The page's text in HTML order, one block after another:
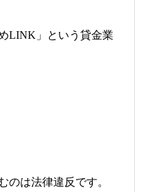
LINK」という貸金業
のは法律違反です。